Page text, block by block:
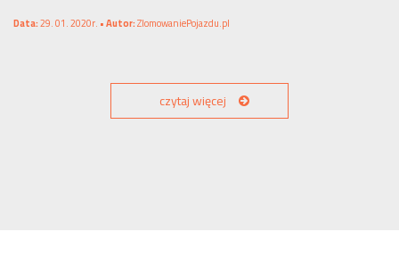
Data:29. 01. 2020r. •Autor:ZlomowaniePojazdu.pl
czytaj więcej